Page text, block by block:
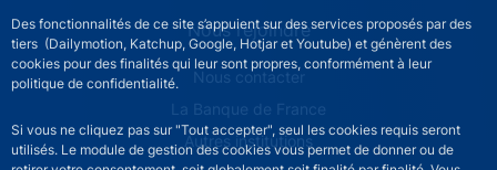
Des fonctionnalités de ce site s’appuient sur des services proposés par des
tiers (Dailymotion, Katchup, Google, Hotjar et Youtube) et génèrent des
cookies pour des finalités qui leur sont propres, conformément à leur
politique de confidentialité.
Si vous ne cliquez pas sur "Tout accepter", seul les cookies requis seront
utilisés. Le module de gestion des cookies vous permet de donner ou de
Nous rejoindre
ACPR footer secondary menu (French)
Nous contacter
La Banque de France
Autres institutions